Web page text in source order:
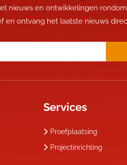
nieuws en ontwikkelingen rondom
en ontvang het laatste nieuws
Services
Proefplaatsing
Projectinrichting